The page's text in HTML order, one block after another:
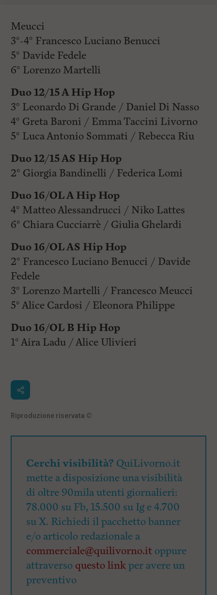
Meucci
3°-4° Francesco Luciano Benucci
5° Davide Fedele
6° Lorenzo Martelli
Duo 12/15 A Hip Hop
3° Leonardo Di Grande / Daniel Di Nasso
4° Greta Baroni / Emma Taccini Livorno
5° Luca Antonio Sommati / Rebecca Riu
Duo 12/15 AS Hip Hop
2° Giorgia Bandinelli / Federica Lomi
Duo 16/OL A Hip Hop
4° Matteo Alessandrucci / Niko Lattes
6° Chiara Cucciarrè / Giulia Ghelardi
Duo 16/OL AS Hip Hop
2° Francesco Luciano Benucci / Davide
Fedele
3° Lorenzo Martelli / Francesco Meucci
5° Alice Cardosi / Eleonora Philippe
Duo 16/OL B Hip Hop
1° Aira Ladu / Alice Ulivieri
Riproduzione riservata ©
Cerchi visibilità? QuiLivorno.it
mette a disposizione una visibilità
di oltre 90mila utenti giornalieri:
78.000 su Fb, 15.500 su Ig e 4.700
su X. Richiedi il pacchetto banner
e/o articolo redazionale a
commerciale@quilivorno.it oppure
attraverso questo linkper avere un
preventivo